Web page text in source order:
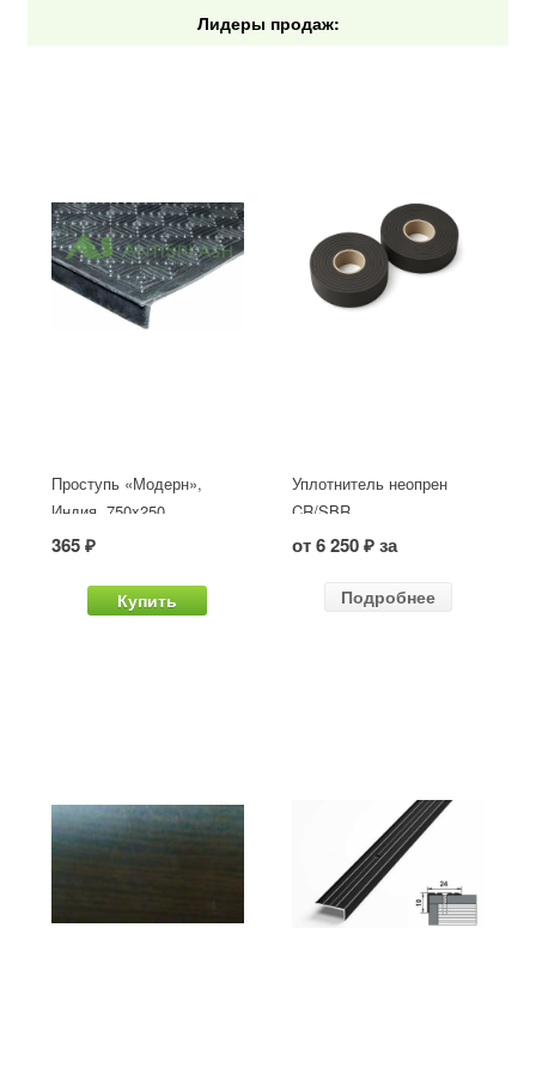
Лидеры продаж:
Проступь «Модерн»,
Индия, 750x250
365 ₽
Купить
Уплотнитель неопрен
CR/SBR
от 6 250 ₽ за
Подробнее